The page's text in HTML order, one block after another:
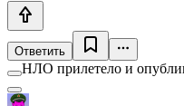
Ответить
НЛО прилетело и